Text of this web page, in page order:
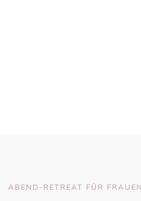
ABEND-RETREAT FÜR FRAUEN